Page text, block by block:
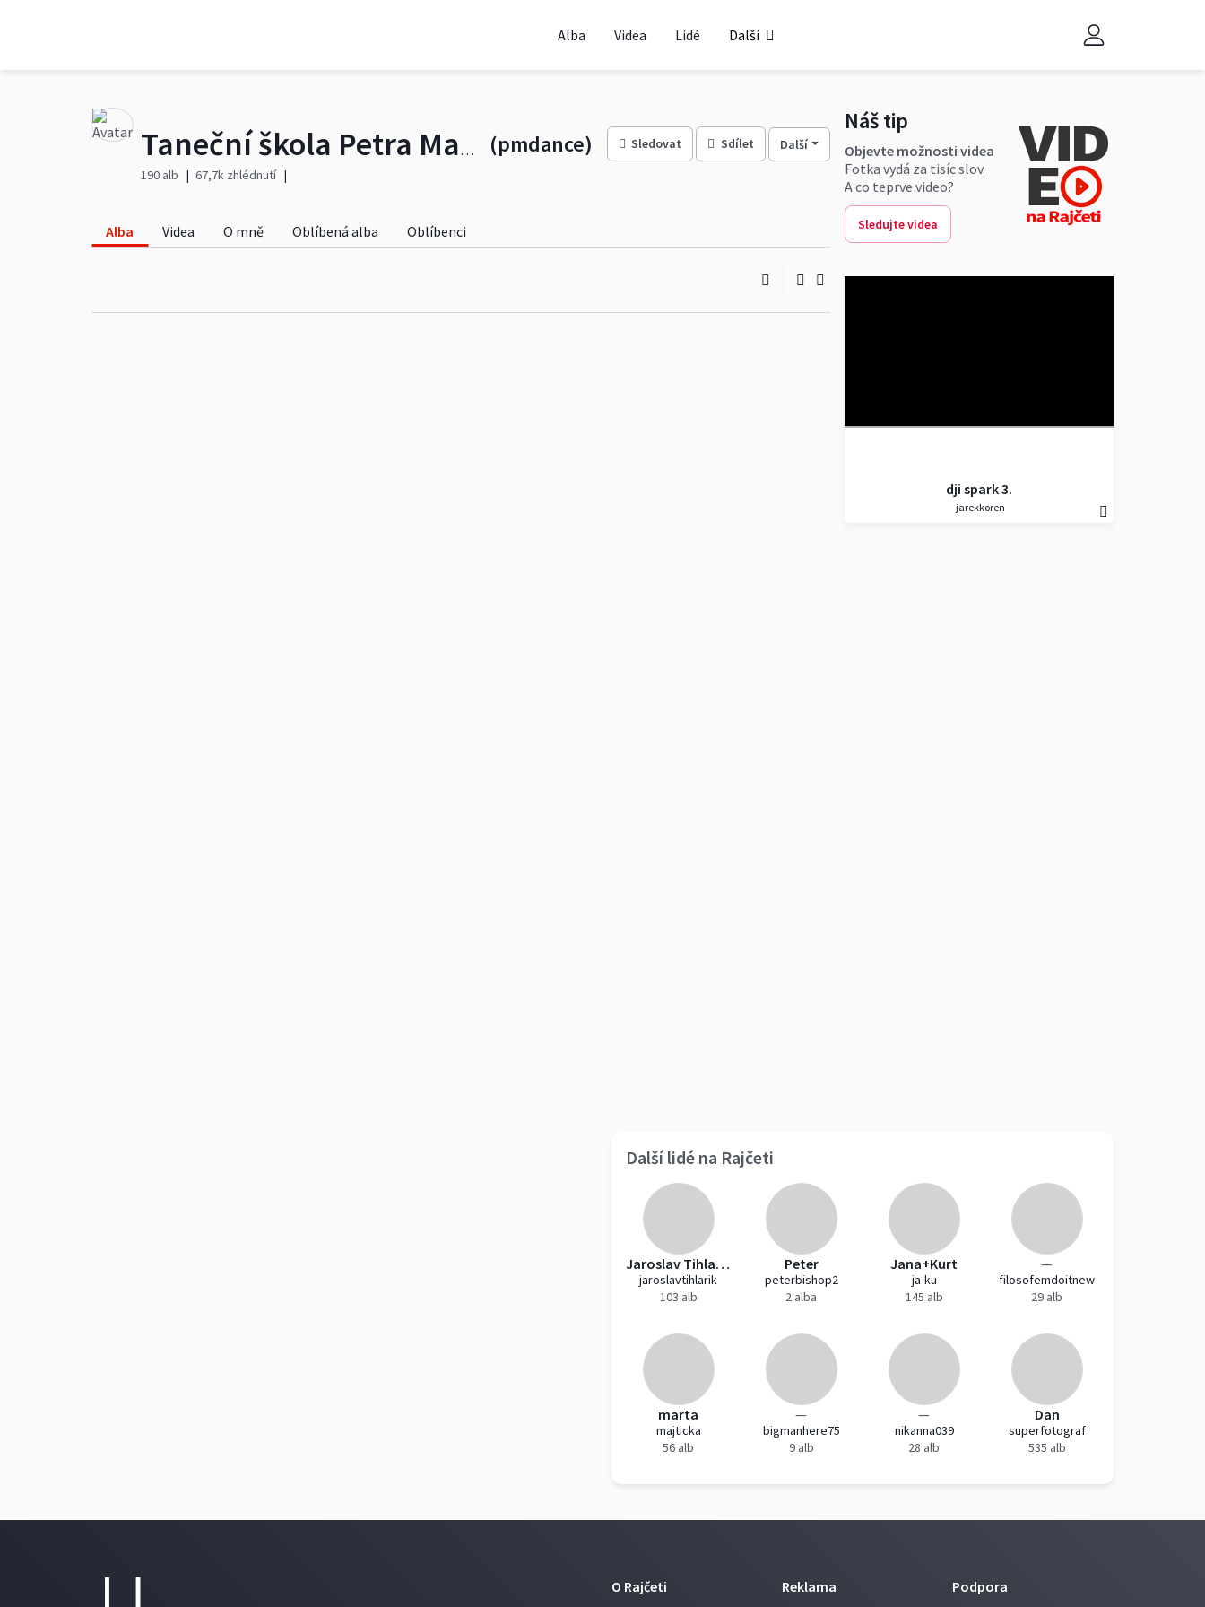
Alba Videa Lidé Další
Taneční škola Petra Macháčka (pmdance) Sledovat Sdílet
Další
190 alb
67,7k zhlédnutí
Náš tip
Objevte možnosti videa
Fotka vydá za tisíc slov.
A co teprve video?
Alba Videa O mně Oblíbená alba Oblíbenci Sledujte videa
dji spark 3.
jarekkoren
Další lidé na Rajčeti
Jaroslav Tihlařík
jaroslavtihlarik
103 alb
Peter
peterbishop2
2 alba
Jana+Kurt
ja-ku
145 alb
—
filosofemdoitnew
29 alb
marta
majticka
56 alb
—
bigmanhere75
9 alb
—
nikanna039
28 alb
Dan
superfotograf
535 alb
O Rajčeti Reklama Podpora